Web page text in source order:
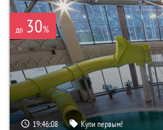
до 30%
19:46:07 Купи первым!